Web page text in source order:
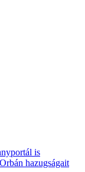
is
hazugságait